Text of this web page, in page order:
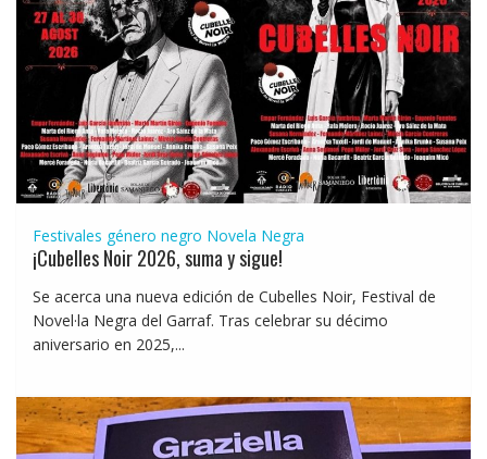
Festivales género negro Novela Negra
¡Cubelles Noir 2026, suma y sigue!
Se acerca una nueva edición de Cubelles Noir, Festival de
Novel·la Negra del Garraf. Tras celebrar su décimo
aniversario en 2025,...